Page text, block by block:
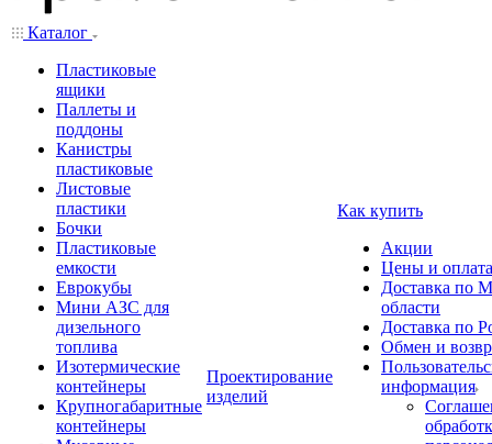
Каталог
Пластиковые
ящики
Паллеты и
поддоны
Канистры
пластиковые
Листовые
пластики
Бочки
Пластиковые
емкости
Еврокубы
Мини АЗС для
дизельного
топлива
Изотермические
контейнеры
Крупногабаритные
контейнеры
Проектирование
изделий
Как купить
Акции
Цены и оплата
Доставка по
области
Доставка по
Обмен и
информация